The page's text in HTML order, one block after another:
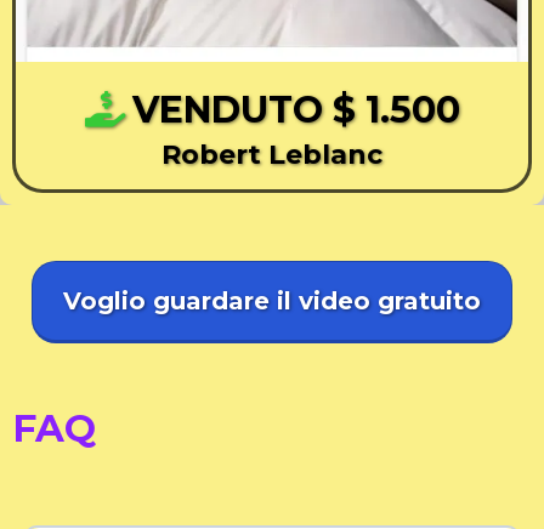
VENDUTO $ 1.500
Robert Leblanc
Voglio guardare il video gratuito
FAQ